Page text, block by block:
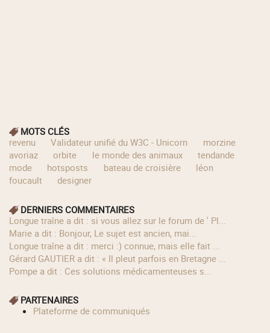
MOTS CLÉS
revenu
Validateur unifié du W3C - Unicorn
morzine
avoriaz
orbite le monde des animaux
tendande
mode
hotsposts bateau de croisière
léon
foucault
designer
DERNIERS COMMENTAIRES
longue traîne a dit : si vous allez sur le forum de ' Pl...
Marie a dit : Bonjour, Le sujet est ancien, mai...
longue traîne a dit : merci :) connue, mais elle fait ...
Gérard GAUTIER a dit : « Il pleut parfois en Bretagne ...
Pompe a dit : Ces solutions médicamenteuses s...
PARTENAIRES
Plateforme de communiqués